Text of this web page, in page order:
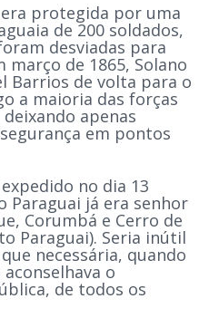
protegida por uma
de 200 soldados,
desviadas para
de 1865, Solano
Barrios de volta para o
a maioria das forças
apenas
em pontos
no dia 13
Paraguai já era senhor
Corumbá e Cerro de
Paraguai). Seria inútil
necessária, quando
o
de todos os